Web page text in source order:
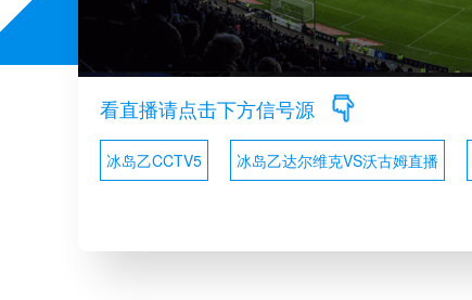
看直播请点击下方信号源
冰岛乙CCTV5 冰岛乙达尔维克VS沃古姆直播